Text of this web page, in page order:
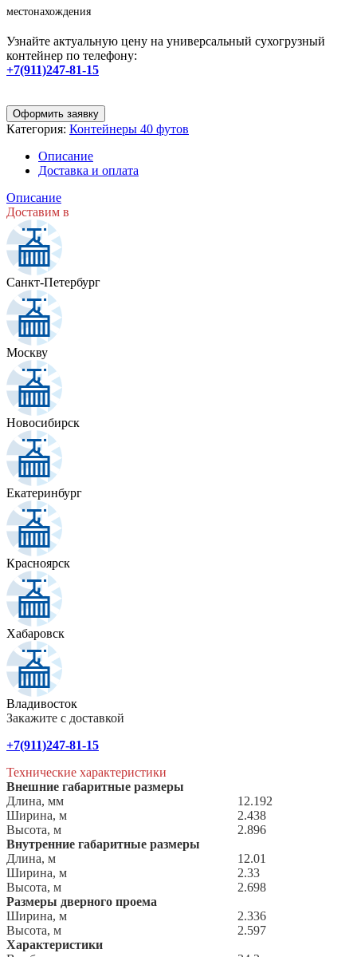
местонахождения
Узнайте актуальную цену на универсальный сухогрузный
контейнер по телефону:
+7(911)247-81-15
Оформить заявку
Категория: Контейнеры 40 футов
Описание
Доставка и оплата
Описание
Доставим в
Санкт-Петербург
Москву
Новосибирск
Екатеринбург
Красноярск
Хабаровск
Владивосток
Закажите с доставкой
+7(911)247-81-15
Технические характеристики
Внешние габаритные размеры
Длина, мм
12.192
Ширина, м
2.438
Высота, м
2.896
Внутренние габаритные размеры
Длина, м
12.01
Ширина, м
2.33
Высота, м
2.698
Размеры дверного проема
Ширина, м
2.336
Высота, м
2.597
Характеристики